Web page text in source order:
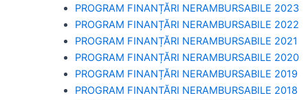
PROGRAM FINANȚĂRI NERAMBURSABILE 2023
PROGRAM FINANȚĂRI NERAMBURSABILE 2022
PROGRAM FINANȚĂRI NERAMBURSABILE 2021
PROGRAM FINANȚĂRI NERAMBURSABILE 2020
PROGRAM FINANȚĂRI NERAMBURSABILE 2019
PROGRAM FINANTĂRI NERAMBURSABILE 2018